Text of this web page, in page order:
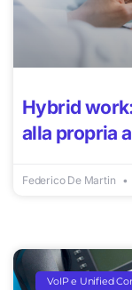
Hybrid
alla propria
Federico De Martin
VoIP e Unified